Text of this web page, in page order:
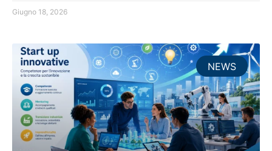
Giugno 18, 2026
NEWS